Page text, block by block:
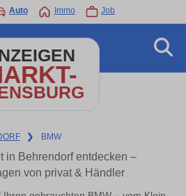
Auto Immo Job
❯ BMW
in Behrendorf entdecken –
von privat & Händler